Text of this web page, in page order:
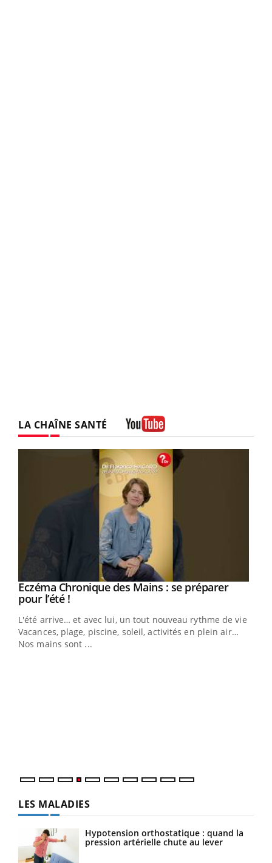
LA CHAÎNE SANTÉ
Youtube
Eczéma Chronique des Mains : se préparer
pour l’été !Youtube
L'été arrive… et avec lui, un tout nouveau rythme de vie !
Vacances, plage, piscine, soleil, activités en plein air…
Nos mains sont ...
LES MALADIES
Hypotension orthostatique : quand la
pression artérielle chute au lever